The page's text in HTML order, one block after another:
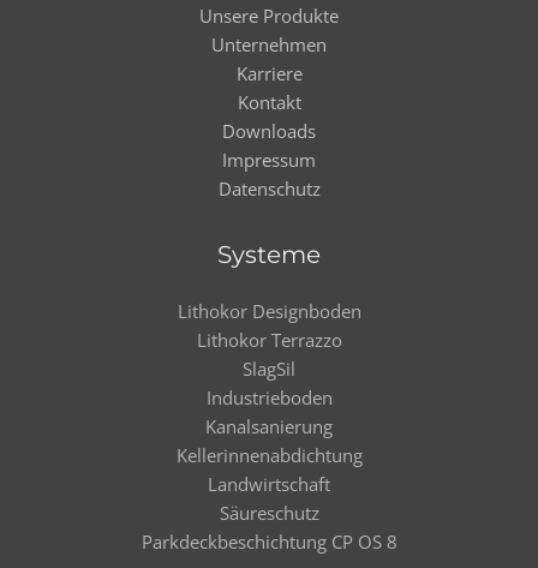
Unsere Produkte
Unternehmen
Karriere
Kontakt
Downloads
Impressum
Datenschutz
Systeme
Lithokor Designboden
Lithokor Terrazzo
SlagSil
Industrieboden
Kanalsanierung
Kellerinnenabdichtung
Landwirtschaft
Säureschutz
Parkdeckbeschichtung CP OS 8